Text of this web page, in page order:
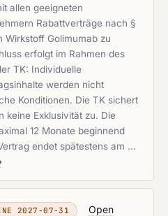
allen geeigneten
Rabattverträge nach §
Wirkstoff Golimumab zu
erfolgt im Rahmen des
TK: Individuelle
werden nicht
Konditionen. Die TK sichert
keine Exklusivität zu. Die
12 Monate beginnend
endet spätestens am …
2027-07-31
Open